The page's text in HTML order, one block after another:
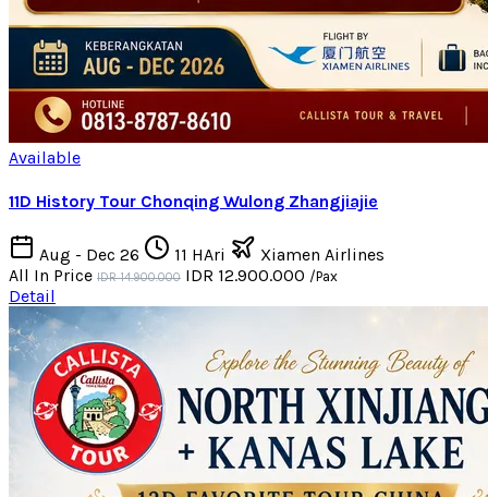
Available
11D History Tour Chonqing Wulong Zhangjiajie
Aug - Dec 26 11 HAri
Xiamen Airlines
All In Price IDR 14.900.000 IDR 12.900.000 /Pax
Detail